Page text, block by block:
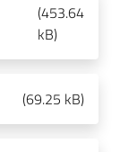
(453.64
kB)
(69.25 kB)